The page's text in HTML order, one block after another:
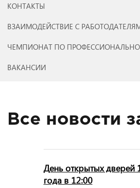
КОНТАКТЫ
ВЗАИМОДЕЙСТВИЕ С
ЧЕМПИОНАТ ПО
ВАКАНСИИ
Все новости
День открытых дверей
года в 12:00